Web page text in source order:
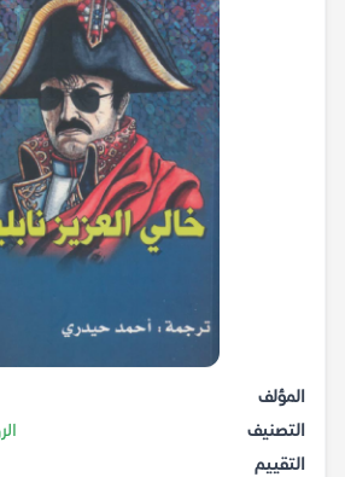
المؤلف
التصنيف
التقييم